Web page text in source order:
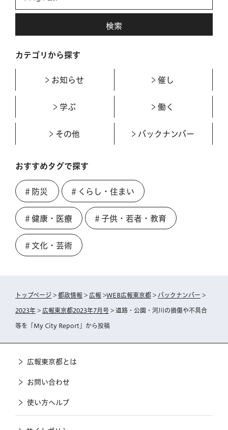
カテゴリから探す
お知らせ 催し
学ぶ 働く
その他 バックナンバー
おすすめタグで探す
＃防災 ＃くらし・住まい
＃健康・医療 ＃子供・若者・教育
＃文化・芸術
トップページ > 都政情報 > 広報 >WEB広報東京都 > バックナンバー >
2023年 > 広報東京都2023年7月号 > 道路・公園・河川の損傷や不具合
等を「My City Report」から投稿
広報東京都とは
お問い合わせ
使い方ヘルプ